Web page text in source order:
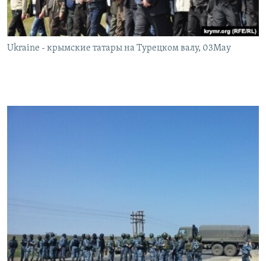
Ukraine - крымские татары на Турецком валу, 03May